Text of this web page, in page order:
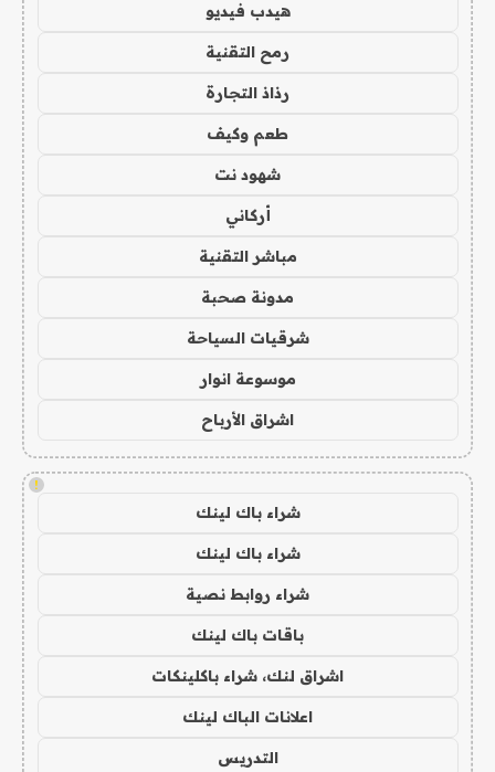
هيدب فيديو
رمح التقنية
رذاذ التجارة
طعم وكيف
شهود نت
أركاني
مباشر التقنية
مدونة صحبة
شرقيات السياحة
موسوعة انوار
اشراق الأرباح
!
شراء باك لينك
شراء باك لينك
شراء روابط نصية
باقات باك لينك
اشراق لنك، شراء باكلينكات
اعلانات الباك لينك
التدريس